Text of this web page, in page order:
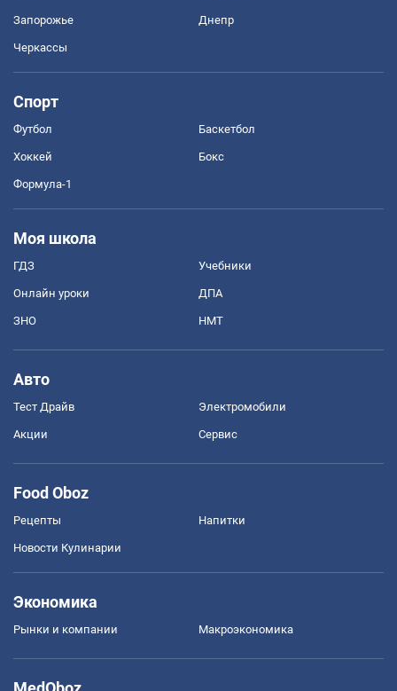
Запорожье Днепр
Черкассы
Спорт
Футбол Баскетбол
Хоккей Бокс
Формула-1
Моя школа
ГДЗ Учебники
Онлайн уроки ДПА
ЗНО НМТ
Авто
Тест Драйв Электромобили
Акции Сервис
Food Oboz
Рецепты Напитки
Новости Кулинарии
Экономика
Рынки и компании Mакроэкономика